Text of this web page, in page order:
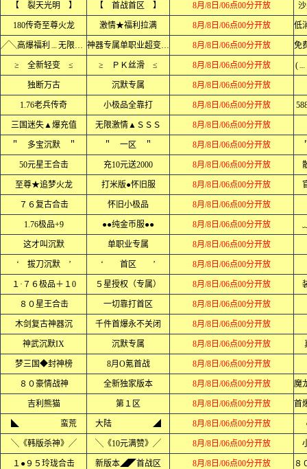
【 裂天光明 】 【 首战首区 】 8月/8日/06点00分开放
180传奇至尊火龙 激情★福利拉满 8月/8日/06点00分开放
╱╲高爆福利﹍无限刀╱╲ 神器专属单职业超变中变迷失 8月/8日/06点00分开放
≥ 全新轻变 ≤ ≥ ＰＫ丝滑 ≤ 8月/8日/06点00分开放
独断万古 沉默专属 8月/8日/06点00分开放
1.76老兵传奇 小极品全靠打 8月/8日/06点00分开放
三国迷失▲爆充值 无限激情▲ＳＳＳ 8月/8日/06点00分开放
＂ 多宝沉默 ＂ ＂ 一区 ＂ 8月/8日/06点00分开放
50元星王合击 充10元送2000 8月/8日/06点00分开放
至尊★追梦火龙 打米版●怀旧服 8月/8日/06点00分开放
７６复古合击 怀旧小极品 8月/8日/06点00分开放
1.76极品+9 ●●纯金币服●● 8月/8日/06点00分开放
这才叫沉默 单职业专属 8月/8日/06点00分开放
‘ 拔刀沉默 ’ ‘ 首区 ’ 8月/8日/06点00分开放
１·７６极品＋１0 ５星授权（专属） 8月/8日/06点00分开放
８０星王合击 一切靠打首区 8月/8日/06点00分开放
木剑复古神器沉 千件首爆永不关闭 8月/8日/06点00分开放
神武沉默IX 沉默专属 8月/8日/06点00分开放
梦三国◆封神榜 8月O氪首战 8月/8日/06点00分开放
８０豪情战神 全新独家版本 8月/8日/06点00分开放
吉利熊猫 第１区 8月/8日/06点00分开放
◣ 蛮荒 大陆 ◢ 8月/8日/06点00分开放
╲《韩版杀神》╱ ╲《10元满赞》╱ 8月/8日/06点00分开放
１●９５玲珑合击 新版本◢◤首战区 8月/8日/06点00分开放